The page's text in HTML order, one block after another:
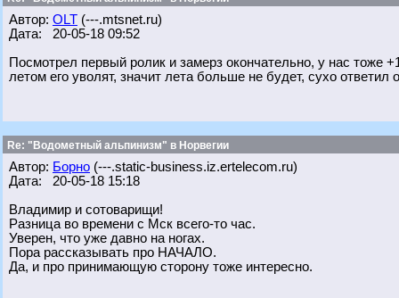
Автор: OLT (---.mtsnet.ru)
Дата: 20-05-18 09:52
Посмотрел первый ролик и замерз окончательно, у нас тоже
летом его уволят, значит лета больше не будет, сухо ответил
Re: "Водометный альпинизм" в Норвегии
Автор: Борно (---.static-business.iz.ertelecom.ru)
Дата: 20-05-18 15:18
Владимир и сотоварищи!
Разница во времени с Мск всего-то час.
Уверен, что уже давно на ногах.
Пора рассказывать про НАЧАЛО.
Да, и про принимающую сторону тоже интересно.